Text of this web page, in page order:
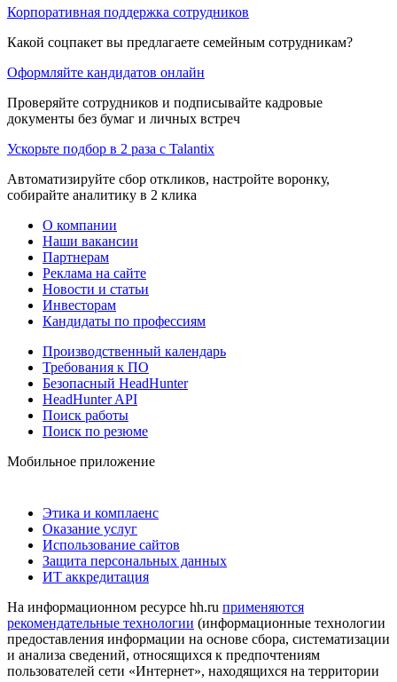
Корпоративная поддержка сотрудников
Какой соцпакет вы предлагаете семейным сотрудникам?
Оформляйте кандидатов онлайн
Проверяйте сотрудников и подписывайте кадровые
документы без бумаг и личных встреч
Ускорьте подбор в 2 раза с Talantix
Автоматизируйте сбор откликов, настройте воронку,
собирайте аналитику в 2 клика
О компании
Наши вакансии
Партнерам
Реклама на сайте
Новости и статьи
Инвесторам
Кандидаты по профессиям
Производственный календарь
Требования к ПО
Безопасный HeadHunter
HeadHunter API
Поиск работы
Поиск по резюме
Мобильное приложение
Этика и комплаенс
Оказание услуг
Использование сайтов
Защита персональных данных
ИТ аккредитация
На информационном ресурсе hh.ru применяются
рекомендательные технологии (информационные технологии
предоставления информации на основе сбора, систематизации
и анализа сведений, относящихся к предпочтениям
пользователей сети «Интернет», находящихся на территории